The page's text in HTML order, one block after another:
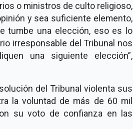
o ministros de culto religioso,
y sea suficiente elemento,
tumbe una elección, eso es lo
irresponsable del Tribunal nos
una siguiente elección”,
del Tribunal violenta sus
la voluntad de más de 60 mil
su voto de confianza en las